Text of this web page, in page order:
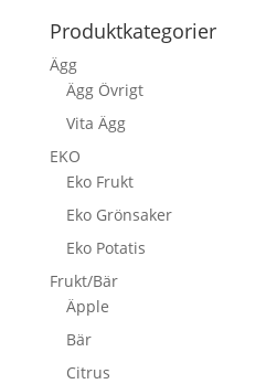
Produktkategorier
Ägg
Ägg Övrigt
Vita Ägg
EKO
Eko Frukt
Eko Grönsaker
Eko Potatis
Frukt/Bär
Äpple
Bär
Citrus